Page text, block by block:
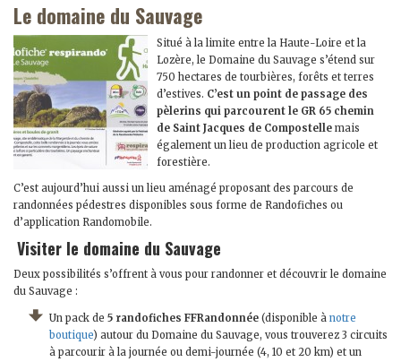
Le domaine du Sauvage
Situé à la limite entre la Haute-Loire et la
Lozère, le Domaine du Sauvage s’étend sur
750 hectares de tourbières, forêts et terres
d’estives. C’est un point de passage des
pèlerins qui parcourent le GR 65 chemin
de Saint Jacques de Compostelle mais
également un lieu de production agricole et
forestière.
C’est aujourd’hui aussi un lieu aménagé proposant des parcours de
randonnées pédestres disponibles sous forme de Randofiches ou
d’application Randomobile.
Visiter le domaine du Sauvage
Deux possibilités s’offrent à vous pour randonner et découvrir le domaine
du Sauvage :
Un pack de 5 randofiches FFRandonnée (disponible à notre
boutique) autour du Domaine du Sauvage, vous trouverez 3 circuits
à parcourir à la journée ou demi-journée (4, 10 et 20 km) et un